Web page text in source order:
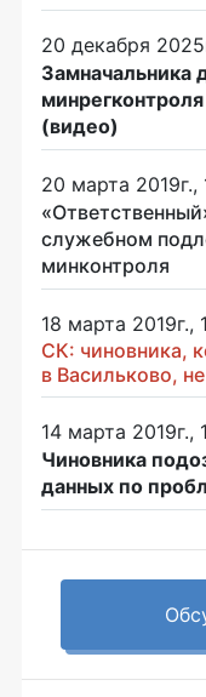
20 декабря
Замначальника
(видео)
20 марта 2019г.,
служебном
минконтроля
18 марта 2019г.,
СК: чиновника,
в Васильково,
14 марта 2019г.,
Чиновника
данных по